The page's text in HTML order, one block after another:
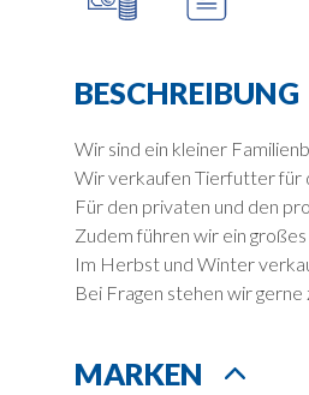
BESCHREIBUNG
Wir sind ein kleiner
Wir verkaufen Tierfutter für
Für den privaten und den
Zudem führen wir ein
Im Herbst und Winter
Bei Fragen stehen wir gerne
MARKEN